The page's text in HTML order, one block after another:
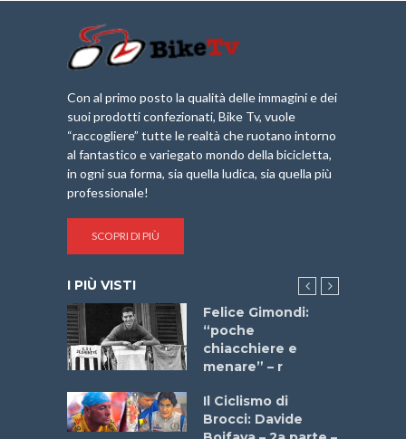
Con al primo posto la qualità delle immagini e dei
suoi prodotti confezionati, Bike Tv, vuole
“raccogliere” tutte le realtà che ruotano intorno
al fantastico e variegato mondo della bicicletta,
in ogni sua forma, sia quella ludica, sia quella più
professionale!
SCOPRI DI PIÙ
I PIÙ VISTI
Felice Gimondi:
“poche
chiacchiere e
menare” – r
Il Ciclismo di
Brocci: Davide